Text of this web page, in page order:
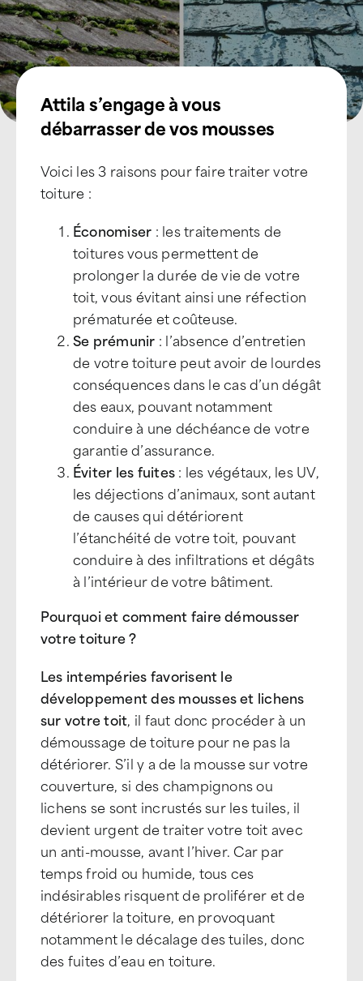
Attila s’engage à vous
débarrasser de vos mousses
Voici les 3 raisons pour faire traiter votre
toiture :
Économiser : les traitements de
toitures vous permettent de
prolonger la durée de vie de votre
toit, vous évitant ainsi une réfection
prématurée et coûteuse.
Se prémunir : l’absence d’entretien
de votre toiture peut avoir de lourdes
conséquences dans le cas d’un dégât
des eaux, pouvant notamment
conduire à une déchéance de votre
garantie d’assurance.
Éviter les fuites: les végétaux, les UV,
les déjections d’animaux, sont autant
de causes qui détériorent
l’étanchéité de votre toit, pouvant
conduire à des infiltrations et dégâts
à l’intérieur de votre bâtiment.
Pourquoi et comment faire démousser
votre toiture ?
Les intempéries favorisent le
développement des mousses et lichens
sur votre toit, il faut donc procéder à un
démoussage de toiture pour ne pas la
détériorer. S’il y a de la mousse sur votre
couverture, si des champignons ou
lichens se sont incrustés sur les tuiles, il
devient urgent de traiter votre toit avec
un anti-mousse, avant l’hiver. Car par
temps froid ou humide, tous ces
indésirables risquent de proliférer et de
détériorer la toiture, en provoquant
notamment le décalage des tuiles, donc
des fuites d’eau en toiture.